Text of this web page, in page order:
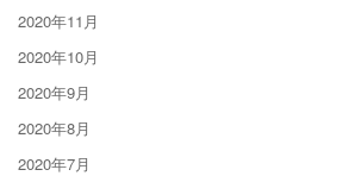
2020年11月
2020年10月
2020年9月
2020年8月
2020年7月